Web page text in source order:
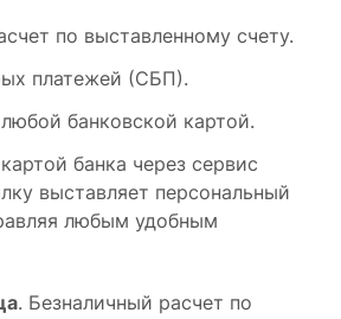
по выставленному счету.
платежей (СБП).
банковской картой.
банка через сервис
выставляет персональный
любым удобным
. Безналичный расчет по